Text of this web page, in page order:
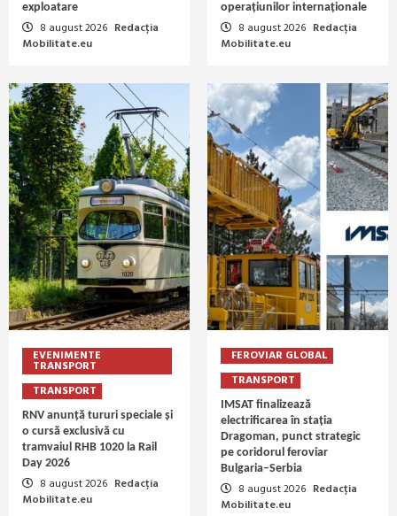
exploatare
8 august 2026 Redacția
Mobilitate.eu
operațiunilor internaționale
8 august 2026 Redacția
Mobilitate.eu
EVENIMENTE
TRANSPORT
TRANSPORT
RNV anunță tururi speciale și
o cursă exclusivă cu
tramvaiul RHB 1020 la Rail
Day 2026
8 august 2026 Redacția
Mobilitate.eu
FEROVIAR GLOBAL
TRANSPORT
IMSAT finalizează
electrificarea în stația
Dragoman, punct strategic
pe coridorul feroviar
Bulgaria–Serbia
8 august 2026 Redacția
Mobilitate.eu